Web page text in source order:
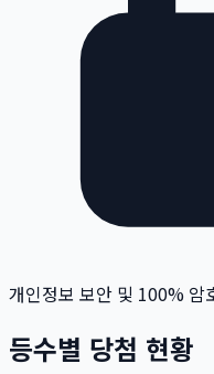
개인정보 보안 및 100% 암
등수별 당첨 현황